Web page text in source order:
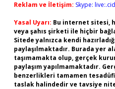
Reklam ve İletişim: Skype:
Yasal Uyarı: Bu internet sitesi,
veya şahıs şirketi ile hiçbir
Sitede yalnızca kendi
paylaşılmaktadır. Burada yer
taşımamakta olup, gerçek
paylaşım yapılmamaktadır.
benzerlikleri tamamen
taslak halindedir ve tavsiye